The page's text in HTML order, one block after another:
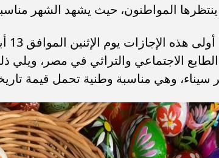
ينتظرها المواطنون، حيث يشهد الشهر
سيناء، وهي مناسبة وطنية تحمل قيمة